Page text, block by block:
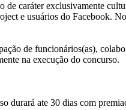
caráter exclusivamente
e usuários do Facebook.
de funcionários(as),
na execução do concurso.
durará ate 30 dias com